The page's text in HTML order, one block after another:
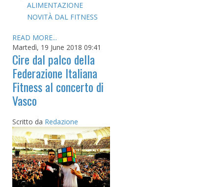
ALIMENTAZIONE
NOVITÀ DAL FITNESS
READ MORE...
Martedì, 19 June 2018 09:41
Cire dal palco della
Federazione Italiana
Fitness al concerto di
Vasco
Scritto da Redazione